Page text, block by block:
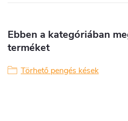
Ebben a kategóriában
terméket
Törhető pengés kések